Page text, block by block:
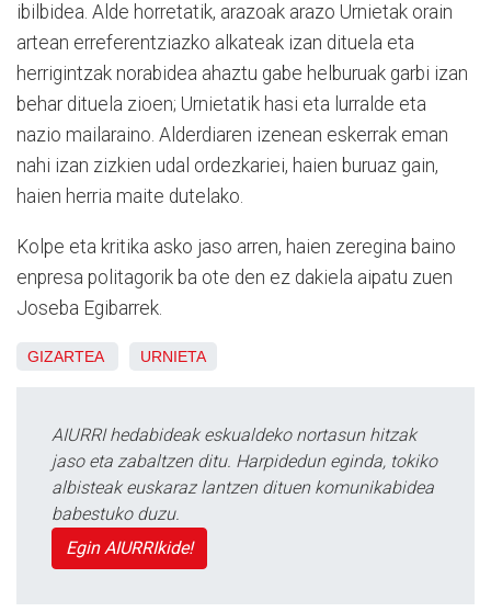
ibilbidea. Alde horretatik, arazoak arazo Urnietak orain
artean erreferentziazko alkateak izan dituela eta
herrigintzak norabidea ahaztu gabe helburuak garbi izan
behar dituela zioen; Urnietatik hasi eta lurralde eta
nazio mailaraino. Alderdiaren izenean eskerrak eman
nahi izan zizkien udal ordezkariei, haien buruaz gain,
haien herria maite dutelako.
Kolpe eta kritika asko jaso arren, haien zeregina baino
enpresa politagorik ba ote den ez dakiela aipatu zuen
Joseba Egibarrek.
GIZARTEA URNIETA
AIURRI hedabideak eskualdeko nortasun hitzak
jaso eta zabaltzen ditu. Harpidedun eginda, tokiko
albisteak euskaraz lantzen dituen komunikabidea
babestuko duzu.
Egin AIURRIkide!